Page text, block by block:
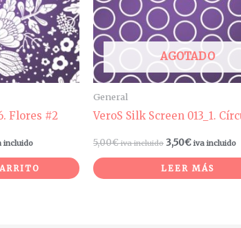
Flores #2
incluido
AGOTADO
General
VeroS Silk Screen 013_1.
5,00€ iva incluido 3,50€ iva incluido
LEER MÁS